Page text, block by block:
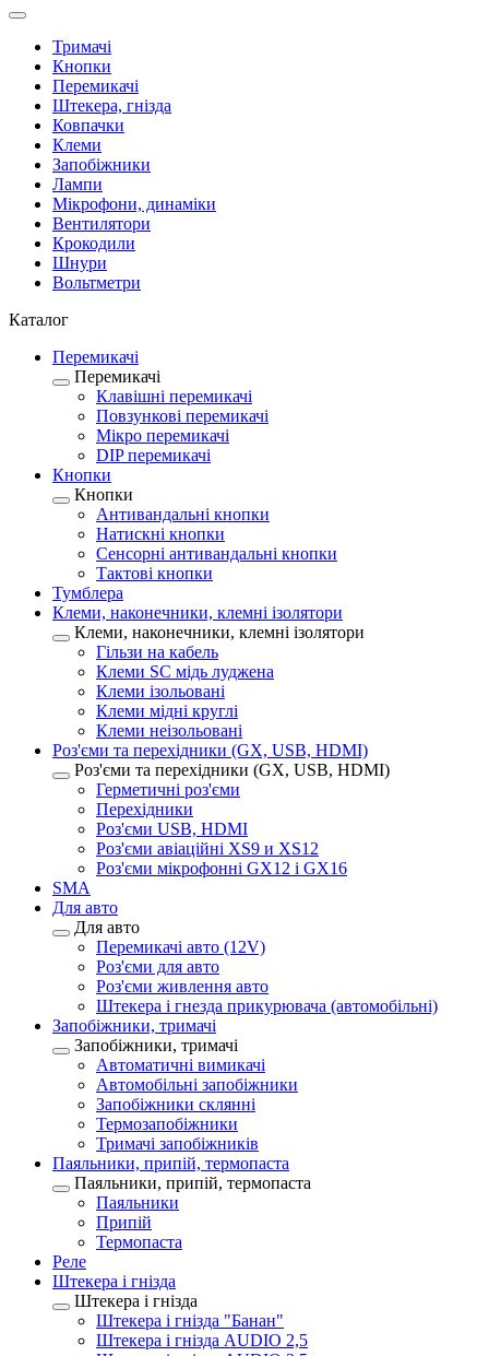
Тримачі
Кнопки
Перемикачі
Штекера, гнізда
Ковпачки
Клеми
Запобіжники
Лампи
Мікрофони, динаміки
Вентилятори
Крокодили
Шнури
Вольтметри
Каталог
Перемикачі
Перемикачі
Клавішні перемикачі
Повзункові перемикачі
Мікро перемикачі
DIP перемикачі
Кнопки
Кнопки
Антивандальні кнопки
Натискні кнопки
Сенсорні антивандальні кнопки
Тактові кнопки
Тумблера
Клеми, наконечники, клемні ізолятори
Клеми, наконечники, клемні ізолятори
Гільзи на кабель
Клеми SC мідь луджена
Клеми ізольовані
Клеми мідні круглі
Клеми неізольовані
Роз'єми та перехідники (GX, USB, HDMI)
Роз'єми та перехідники (GX, USB, HDMI)
Герметичні роз'єми
Перехідники
Роз'єми USB, HDMI
Роз'єми авіаційні XS9 и XS12
Роз'єми мікрофонні GX12 і GX16
SMA
Для авто
Для авто
Перемикачі авто (12V)
Роз'єми для авто
Роз'єми живлення авто
Штекера і гнезда прикурювача (автомобільні)
Запобіжники, тримачі
Запобіжники, тримачі
Автоматичні вимикачі
Автомобільні запобіжники
Запобіжники склянні
Термозапобіжники
Тримачі запобіжників
Паяльники, припій, термопаста
Паяльники, припій, термопаста
Паяльники
Припій
Термопаста
Реле
Штекера і гнізда
Штекера і гнізда
Штекера і гнізда "Банан"
Штекера і гнізда AUDIO 2,5